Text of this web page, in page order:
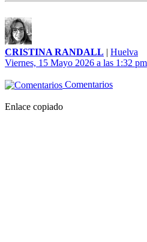
CRISTINA RANDALL | Huelva
Viernes, 15 Mayo 2026 a las 1:32 pm
Comentarios
Enlace copiado